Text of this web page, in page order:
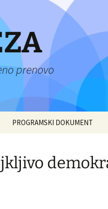
prenovo
PROGRAMSKI DOKUMENT